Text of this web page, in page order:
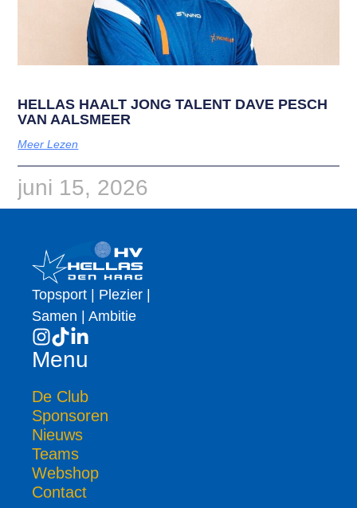
HELLAS HAALT JONG TALENT DAVE PESCH
VAN AALSMEER
Meer Lezen
juni 15, 2026
Topsport | Plezier |
Samen | Ambitie
Menu
De Club
Sponsoren
Nieuws
Teams
Webshop
Contact